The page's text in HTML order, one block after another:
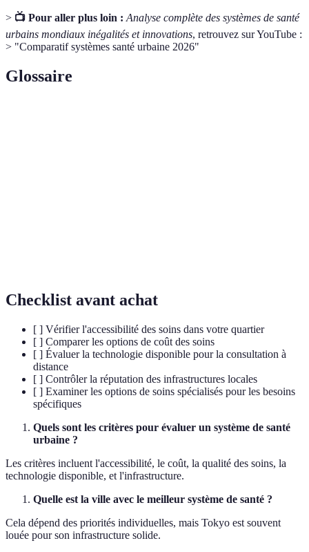
> 📺 Pour aller plus loin : Analyse complète des systèmes de santé
urbains mondiaux inégalités et innovations, retrouvez sur YouTube :
> "Comparatif systèmes santé urbaine 2026"
Glossaire
Checklist avant achat
[ ] Vérifier l'accessibilité des soins dans votre quartier
[ ] Comparer les options de coût des soins
[ ] Évaluer la technologie disponible pour la consultation à
distance
[ ] Contrôler la réputation des infrastructures locales
[ ] Examiner les options de soins spécialisés pour les besoins
spécifiques
Quels sont les critères pour évaluer un système de santé
urbaine ?
Les critères incluent l'accessibilité, le coût, la qualité des soins, la
technologie disponible, et l'infrastructure.
Quelle est la ville avec le meilleur système de santé ?
Cela dépend des priorités individuelles, mais Tokyo est souvent
louée pour son infrastructure solide.